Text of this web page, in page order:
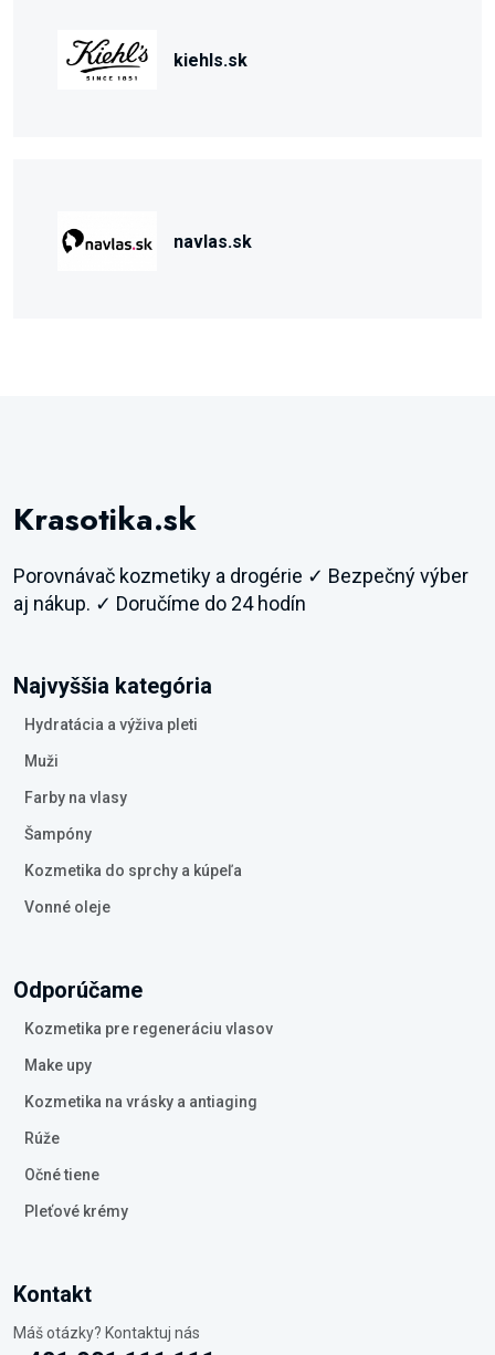
kiehls.sk
navlas.sk
Krasotika.sk
Porovnávač kozmetiky a drogérie ✓ Bezpečný výber
aj nákup. ✓ Doručíme do 24 hodín
Najvyššia kategória
Hydratácia a výživa pleti
Muži
Farby na vlasy
Šampóny
Kozmetika do sprchy a kúpeľa
Vonné oleje
Odporúčame
Kozmetika pre regeneráciu vlasov
Make upy
Kozmetika na vrásky a antiaging
Rúže
Očné tiene
Pleťové krémy
Kontakt
Máš otázky? Kontaktuj nás